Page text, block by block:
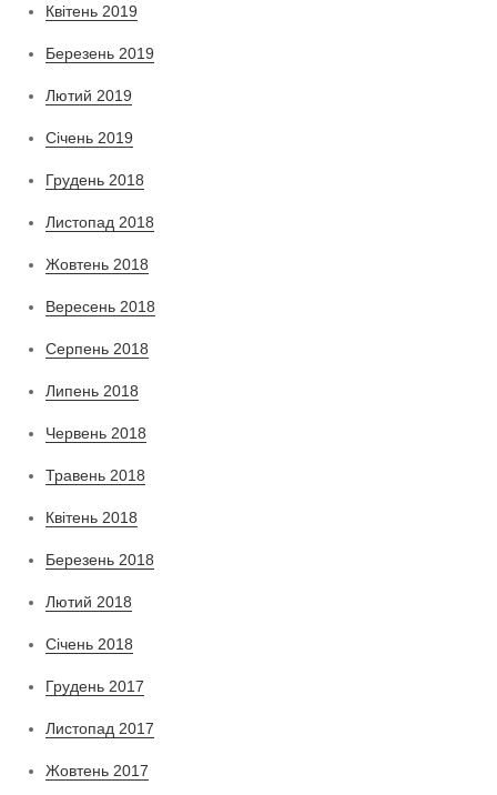
Квітень 2019
Березень 2019
Лютий 2019
Січень 2019
Грудень 2018
Листопад 2018
Жовтень 2018
Вересень 2018
Серпень 2018
Липень 2018
Червень 2018
Травень 2018
Квітень 2018
Березень 2018
Лютий 2018
Січень 2018
Грудень 2017
Листопад 2017
Жовтень 2017